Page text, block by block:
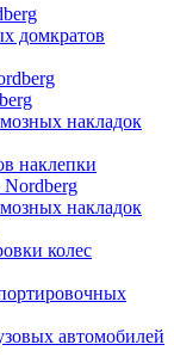
домкратов
накладок
наклепки
Nordberg
накладок
колес
автомобилей